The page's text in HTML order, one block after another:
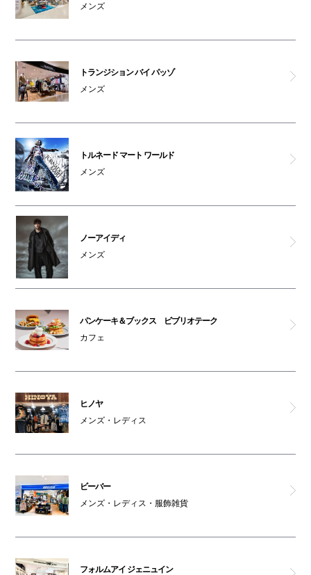
メンズ
トランジション バイ パッゾ
メンズ
トルネード マート ワールド
メンズ
ノーアイディ
メンズ
パンケーキ＆ブックス ビブリオテーク
カフェ
ヒノヤ
メンズ・レディス
ビーバー
メンズ・レディス・服飾雑貨
フォルムアイ ジェニュイン